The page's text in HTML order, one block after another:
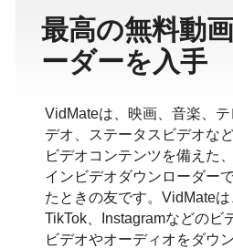
最高の無料動
ーダーを入手
VidMateは、映画、音楽、
デオ、ステータスビデオな
ビデオコンテンツを備えた
インビデオダウンローダー
たときの友です。VidMateは
TikTok、Instagramなどのビ
ビデオやオーディオをダウ